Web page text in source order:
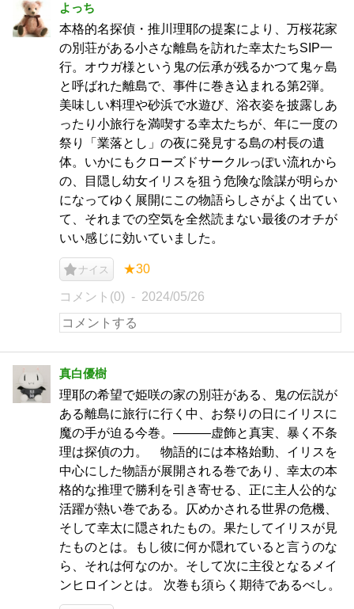
よっち
本格的名探偵・推川理耶の提案により、万桜花家
の別荘がある小さな離島を訪れた幸太たちSIP一
行。オウガ様という鬼の伝承が残るかつて鬼ヶ島
と呼ばれた離島で、事件に巻き込まれる第2弾。
美味しい料理や砂浜で水遊び、浴衣姿を披露しあ
ったり小旅行を満喫する幸太たちが、年に一度の
祭り「業落とし」の夜に発見する島の村長の遺
体。いかにもクローズドサークルっぽい流れから
の、目隠し幼女イリスを狙う危険な陰謀が明らか
になってゆく展開にこの物語らしさがよく出てい
て、それまでの空気を全然読まない最後のオチが
いい感じに効いていました。
ナイス ★30
コメント(0) 2024/05/26
真白優樹
理耶の希望で姫咲の家の別荘がある、鬼の伝説が
ある離島に旅行に行く中、お祭りの日にイリスに
魔の手が迫る今巻。―――虚飾と真実、暴く不条
理は探偵の力。 物語的には本格始動、イリスを
中心にした物語が展開される巻であり、幸太の本
格的な推理で勝利を引き寄せる、正に主人公的な
活躍が熱い巻である。仄めかされる世界の危機、
そして幸太に隠されたもの。果たしてイリスが見
たものとは。もし彼に何か隠れていると言うのな
ら、それは何なのか。そして次に主役となるメイ
ンヒロインとは。 次巻も須らく期待であるべし。